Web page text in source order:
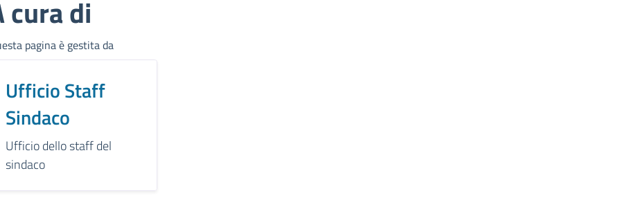
cura di
pagina è gestita da
Ufficio Staff
Sindaco
Ufficio dello staff del
sindaco